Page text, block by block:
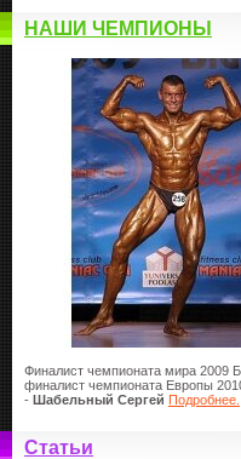
НАШИ ЧЕМПИОНЫ
Финалист чемпионата мира 2009
финалист чемпионата Европы
- Шабельный Сергей Подробнее.
Статьи